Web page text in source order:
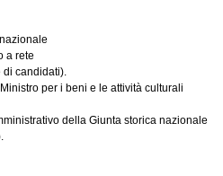
a rete
di candidati).
per i beni e le attività culturali
della Giunta storica nazionale